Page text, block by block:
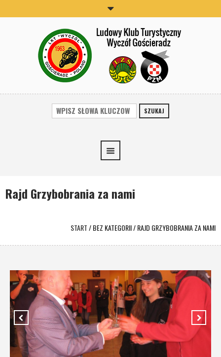
SZUKAJ
Rajd Grzybobrania za nami
START/BEZ KATEGORII/RAJD GRZYBOBRANIA ZA NAMI